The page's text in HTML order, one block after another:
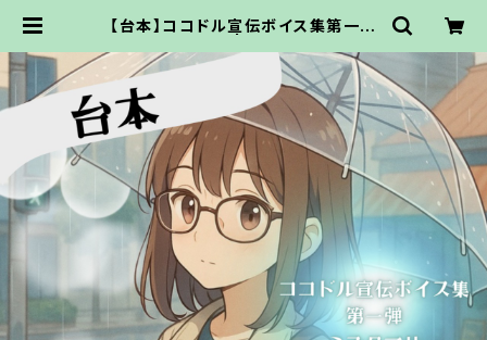
【台本】ココドル宣伝ボイス集第一弾